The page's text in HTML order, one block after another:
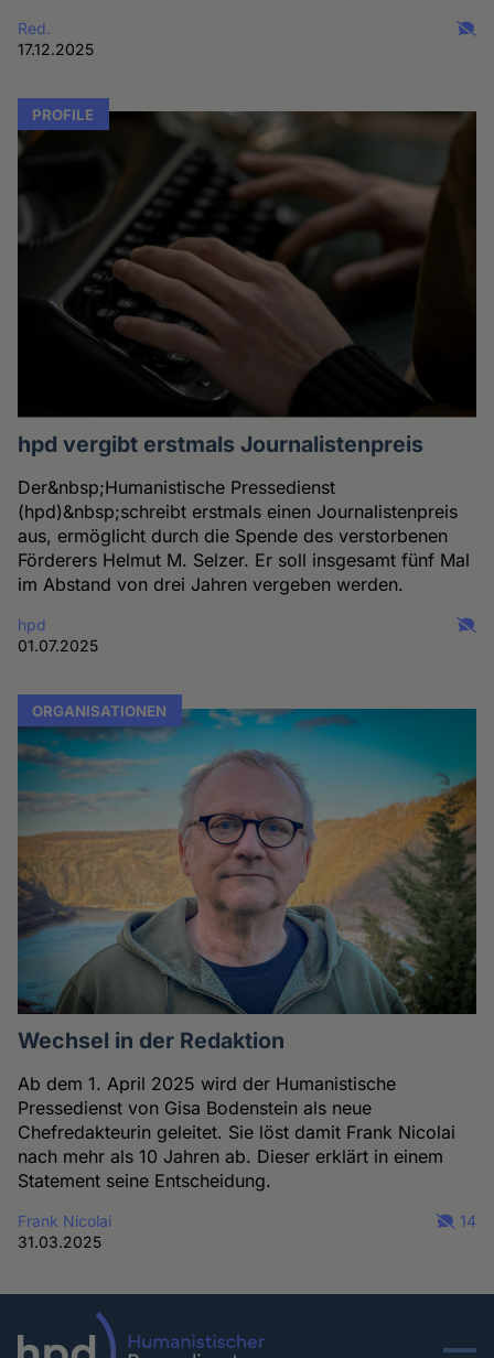
Red.
17.12.2025
PROFILE
hpd vergibt erstmals Journalistenpreis
Der&nbsp;Humanistische Pressedienst
(hpd)&nbsp;schreibt erstmals einen Journalistenpreis
aus, ermöglicht durch die Spende des verstorbenen
Förderers Helmut M. Selzer. Er soll insgesamt fünf Mal
im Abstand von drei Jahren vergeben werden.
hpd
01.07.2025
ORGANISATIONEN
Wechsel in der Redaktion
Ab dem 1. April 2025 wird der Humanistische
Pressedienst von Gisa Bodenstein als neue
Chefredakteurin geleitet. Sie löst damit Frank Nicolai
nach mehr als 10 Jahren ab. Dieser erklärt in einem
Statement seine Entscheidung.
Frank Nicolai
31.03.2025
14